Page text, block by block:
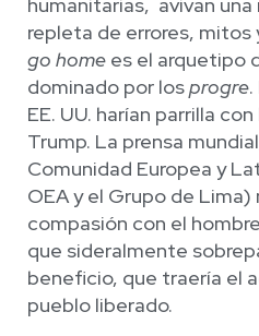
humanitarias, avivan
repleta de errores, mitos
go home es el arquetipo
dominado por losprogre
EE. UU. harían parrilla
Trump. La prensa
Comunidad Europea y
OEA y el Grupo de
compasión con el
que sideralmente
beneficio, que traería el
pueblo liberado.